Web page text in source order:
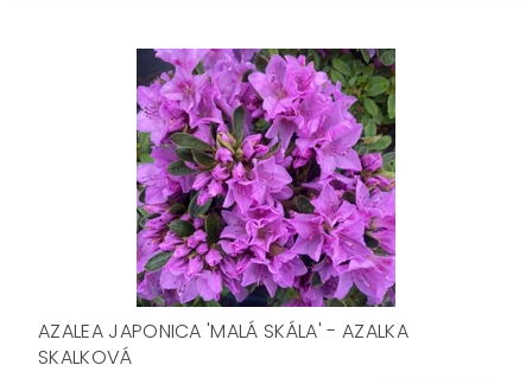
AZALEA JAPONICA 'MALÁ SKÁLA' - AZALKA
SKALKOVÁ